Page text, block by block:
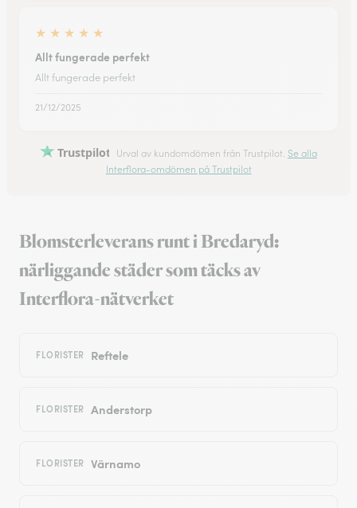
★ ★ ★ ★ ★
Allt fungerade perfekt
Allt fungerade perfekt
21/12/2025
Trustpilot Urval av kundomdömen från Trustpilot. Se alla
Interflora-omdömen på Trustpilot
Blomsterleverans runt i Bredaryd:
närliggande städer som täcks av
Interflora-nätverket
FLORISTER Reftele
FLORISTER Anderstorp
FLORISTER Värnamo